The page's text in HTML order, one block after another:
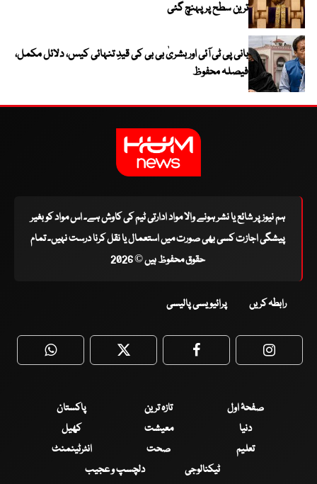
ترین سطح پر پہنچ گئی
بانی پی ٹی آئی اور بشریٰ بی بی کی قیدِ تنہائی کیس، دلائل مکمل،
فیصلہ محفوظ
ہم نیوز پر شائع یا نشر ہونے والا مواد ادارتی ٹیم کی کاوش ہے۔ اس مواد کو بغیر
پیشگی اجازت کسی بھی صورت میں استعمال یا نقل کرنا درست نہیں۔ تمام
حقوق محفوظ ہیں © 2026
رابطہ کریں پرائیویسی پالیسی
WhatsApp Twitter Facebook
صفحۂ اول تازہ ترین
پاکستان
دنیا
معیشت
کھیل
تعلیم
صحت
انٹرٹینمنٹ
ٹیکنالوجی
دلچسپ و عجیب